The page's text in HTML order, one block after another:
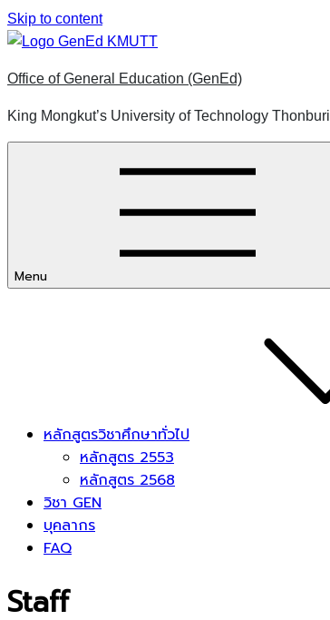
Skip to content
Office of General Education (GenEd)
King Mongkut’s University of Technology Thonburi
Menu
หลักสูตรวิชาศึกษาทั่วไป
หลักสูตร 2553
หลักสูตร 2568
วิชา GEN
บุคลากร
FAQ
Staff